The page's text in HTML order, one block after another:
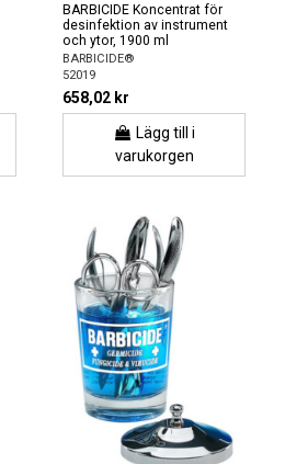
BARBICIDE Koncentrat för
desinfektion av instrument
och ytor, 1900 ml
BARBICIDE®
52019
658,02 kr
Lägg till i
varukorgen